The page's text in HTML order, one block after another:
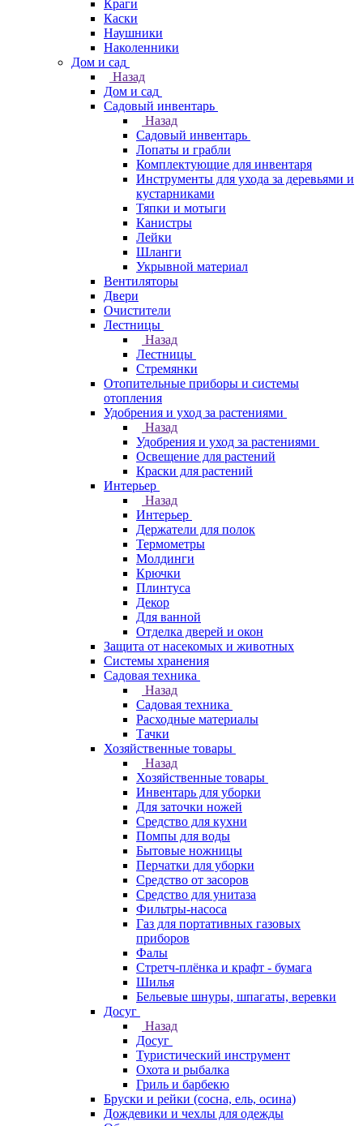
Краги
Каски
Наушники
Наколенники
Дом и сад
Назад
Дом и сад
Садовый инвентарь
Назад
Садовый инвентарь
Лопаты и грабли
Комплектующие для инвентаря
Инструменты для ухода за деревьями и
кустарниками
Тяпки и мотыги
Канистры
Лейки
Шланги
Укрывной материал
Вентиляторы
Двери
Очистители
Лестницы
Назад
Лестницы
Стремянки
Отопительные приборы и системы
отопления
Удобрения и уход за растениями
Назад
Удобрения и уход за растениями
Освещение для растений
Краски для растений
Интерьер
Назад
Интерьер
Держатели для полок
Термометры
Молдинги
Крючки
Плинтуса
Декор
Для ванной
Отделка дверей и окон
Защита от насекомых и животных
Системы хранения
Садовая техника
Назад
Садовая техника
Расходные материалы
Тачки
Хозяйственные товары
Назад
Хозяйственные товары
Инвентарь для уборки
Для заточки ножей
Средство для кухни
Помпы для воды
Бытовые ножницы
Перчатки для уборки
Средство от засоров
Средство для унитаза
Фильтры-насоса
Газ для портативных газовых
приборов
Фалы
Стретч-плёнка и крафт - бумага
Шилья
Бельевые шнуры, шпагаты, веревки
Досуг
Назад
Досуг
Туристический инструмент
Охота и рыбалка
Гриль и барбекю
Бруски и рейки (сосна, ель, осина)
Дождевики и чехлы для одежды